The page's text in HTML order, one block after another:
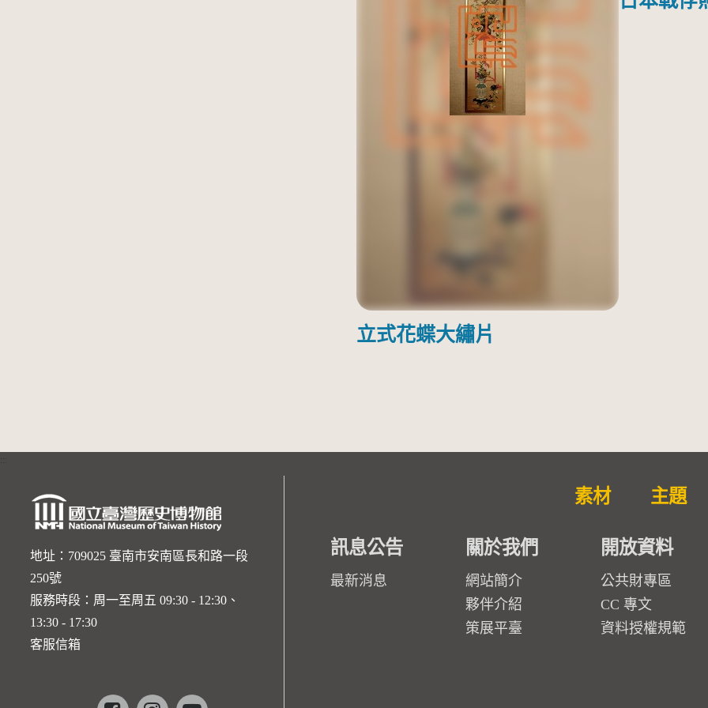
立式花蝶大繡片
地址：709025 臺南市安南區長和路一段
250號
服務時段：周一至周五 09:30 - 12:30、
13:30 - 17:30
客服信箱
Facebookinstagramyoutube
素材 主題
訊息公告
最新消息
關於我們
網站簡介
夥伴介紹
策展平臺
開放資料
公共財專區
CC 專文
資料授權規範